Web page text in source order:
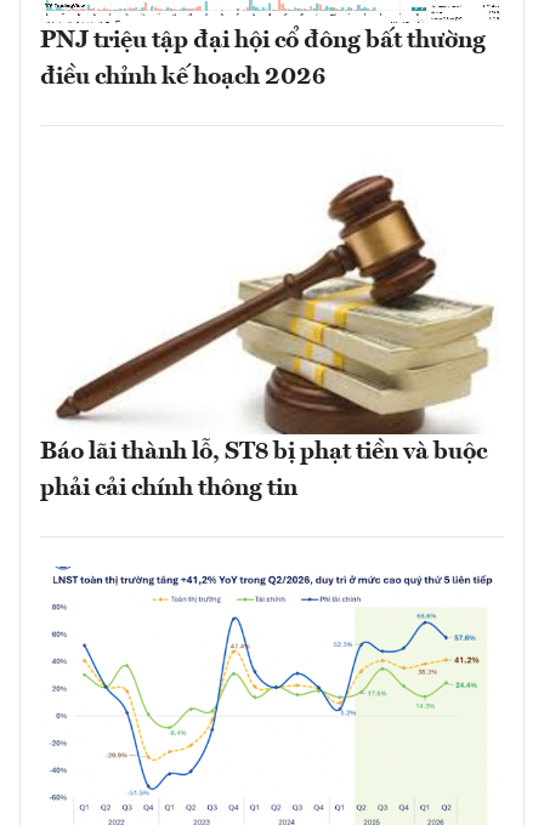
PNJ triệu tập đại hội cổ đông bất thường
điều chỉnh kế hoạch 2026
Báo lãi thành lỗ, ST8 bị phạt tiền và buộc
phải cải chính thông tin